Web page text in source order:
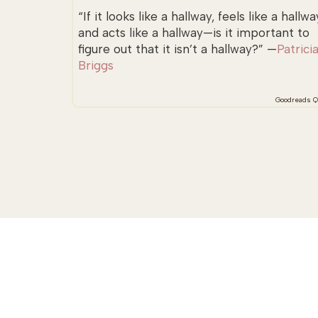
“If it looks like a hallway, feels like a
and acts like a hallway—is it important to
figure out that it isn’t a hallway?” —Patricia
Briggs
Goodreads